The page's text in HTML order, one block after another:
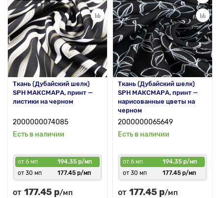
Ткань (Дубайский шелк)
SPH МАКСМАРА, принт —
листики на черном
2000000074085
Есть в наличии
от 6 мп
194.35 р/мп
от 30 мп
177.45 р/мп
от 177.45 р/мп
Ткань (Дубайский шелк)
SPH МАКСМАРА, принт —
нарисованные цветы на
черном
2000000065649
Есть в наличии
от 6 мп
194.35 р/мп
от 30 мп
177.45 р/мп
от 177.45 р/мп